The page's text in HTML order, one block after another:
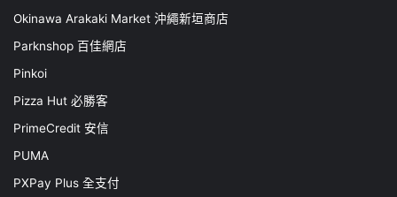
Okinawa Arakaki Market 沖繩新垣商店
Parknshop 百佳網店
Pinkoi
Pizza Hut 必勝客
PrimeCredit 安信
PUMA
PXPay Plus 全支付